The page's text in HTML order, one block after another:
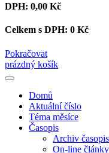
DPH: 0,00 Kč
Celkem s DPH: 0 Kč
Pokračovat
prázdný košík
Domů
Aktuální číslo
Téma měsíce
Časopis
Archiv
On-line články